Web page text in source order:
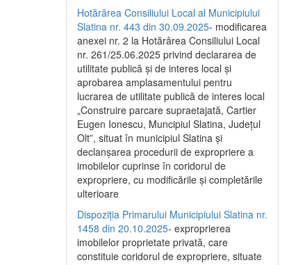
Hotărârea Consiliului Local al Municipiului
Slatina nr. 443 din 30.09.2025- modificarea
anexei nr. 2 la Hotărârea Consiliului Local
nr. 261/25.06.2025 privind declararea de
utilitate publică şi de interes local şi
aprobarea amplasamentului pentru
lucrarea de utilitate publică de interes local
„Construire parcare supraetajată, Cartier
Eugen Ionescu, Muncipiul Slatina, Judeţul
Olt”, situat în municipiul Slatina şi
declanşarea procedurii de expropriere a
imobilelor cuprinse în coridorul de
expropriere, cu modificările şi completările
ulterioare
Dispoziția Primarului Municipiului Slatina nr.
1458 din 20.10.2025- exproprierea
imobilelor proprietate privată, care
constituie coridorul de expropriere, situate